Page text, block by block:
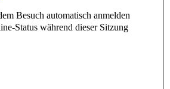
Besuch automatisch anmelden
Status während dieser Sitzung